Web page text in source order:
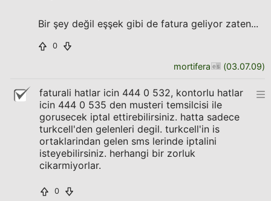
Bir şey değil eşşek gibi de fatura geliyor zaten...
0
mortifera (03.07.09)
faturali hatlar icin 444 0 532, kontorlu hatlar
icin 444 0 535 den musteri temsilcisi ile
gorusecek iptal ettirebilirsiniz. hatta sadece
turkcell'den gelenleri degil. turkcell'in is
ortaklarindan gelen sms lerinde iptalini
isteyebilirsiniz. herhangi bir zorluk
cikarmiyorlar.
0